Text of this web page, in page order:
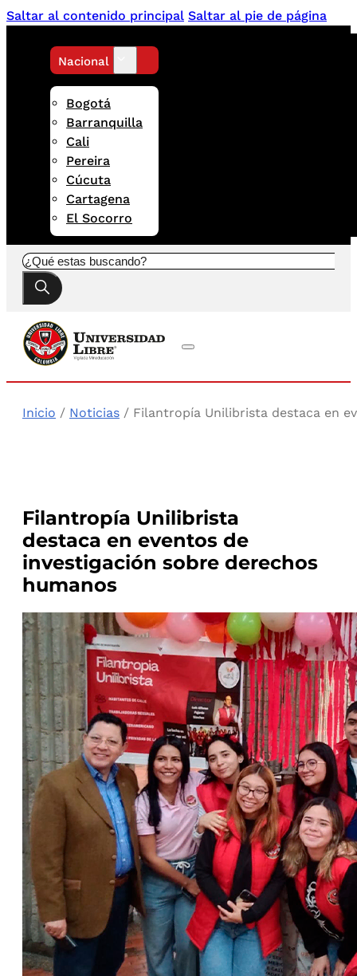
Saltar al contenido principal Saltar al pie de página
Nacional
Bogotá
Barranquilla
Cali
Pereira
Cúcuta
Cartagena
El Socorro
Buscar
Inicio / Noticias / Filantropía Unilibrista destaca en
Filantropía Unilibrista
destaca en eventos de
investigación sobre derechos
humanos